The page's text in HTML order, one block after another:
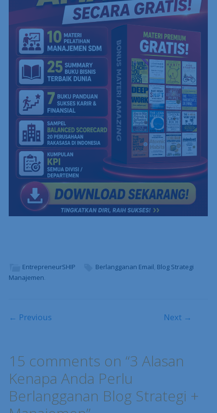
EntrepreneurSHIP Berlangganan Email, Blog Strategi
Manajemen.
Post navigation
← Previous Next →
15 comments on “3 Alasan
Kenapa Anda Perlu
Berlangganan Blog Strategi +